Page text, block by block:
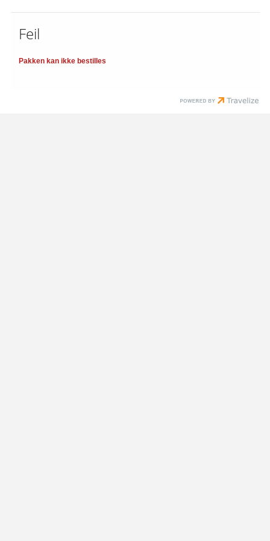
Feil
Pakken kan ikke bestilles